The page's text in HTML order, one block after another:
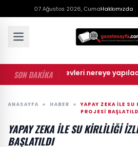
07 Ağustos 2026, CumaHakkımızda
SON DAKİKA
• TOKİ Hatay evleri nereye
ANASAYFA » HABER »
YAPAY ZEKA İLE SU
PROJESI
YAPAY ZEKA İLE SU KIRLILIĞI
BAŞLATILDI